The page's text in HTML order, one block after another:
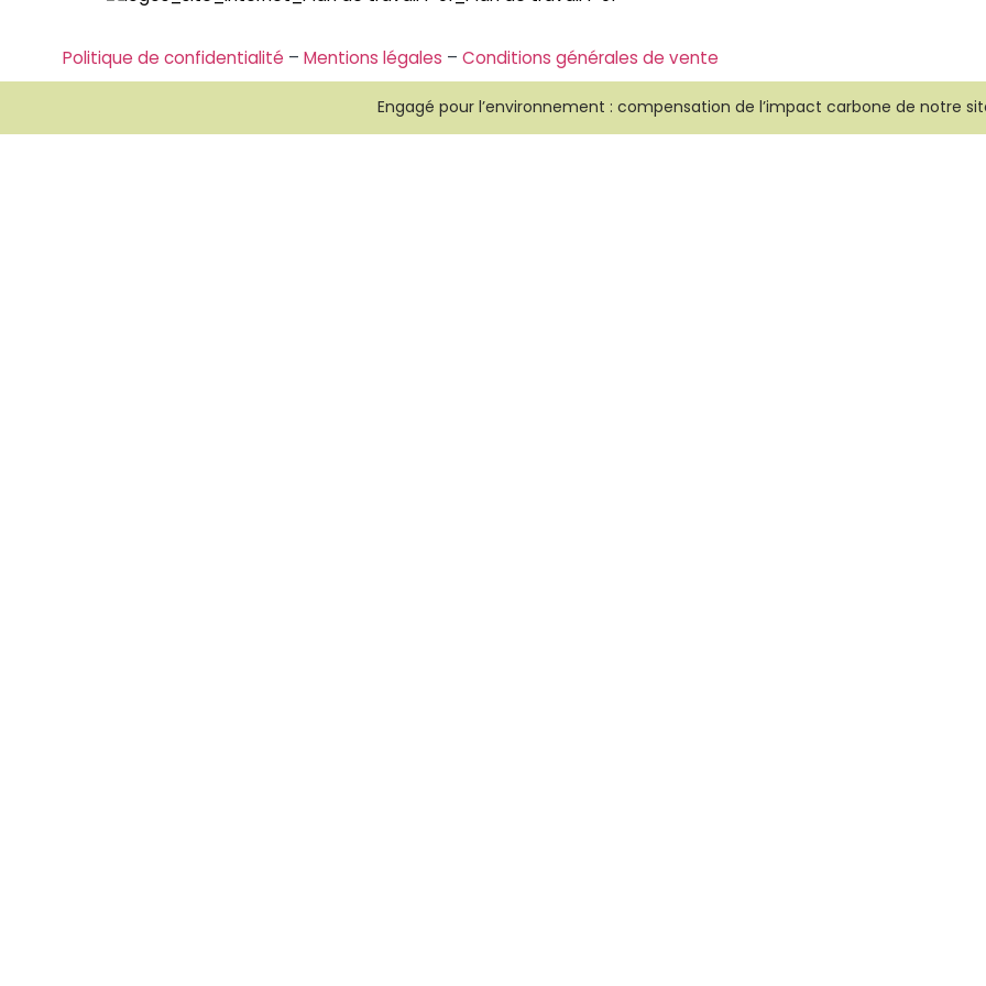
Politique de confidentialité – Mentions légales – Conditions générales de vente
Engagé pour l’environnement : compensation de l’impact carbone de notre